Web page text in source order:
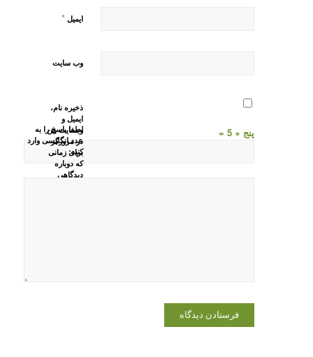
ایمیل *
وب‌ سایت
ذخیره نام،
ایمیل و
وبسایت من
در مرورگر
برای زمانی
که دوباره
دیدگاهی
لطفا پاسخ را به
عدد انگلیسی وارد
کنید:
پنج + 5 =